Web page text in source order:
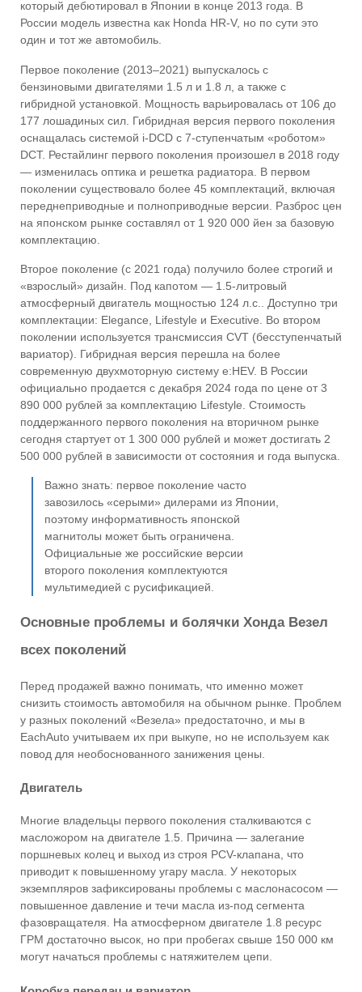
который дебютировал в Японии в конце 2013 года. В
России модель известна как Honda HR-V, но по сути это
один и тот же автомобиль.
Первое поколение (2013–2021) выпускалось с
бензиновыми двигателями 1.5 л и 1.8 л, а также с
гибридной установкой. Мощность варьировалась от 106 до
177 лошадиных сил. Гибридная версия первого поколения
оснащалась системой i-DCD с 7-ступенчатым «роботом»
DCT. Рестайлинг первого поколения произошел в 2018 году
— изменилась оптика и решетка радиатора. В первом
поколении существовало более 45 комплектаций, включая
переднеприводные и полноприводные версии. Разброс цен
на японском рынке составлял от 1 920 000 йен за базовую
комплектацию.
Второе поколение (с 2021 года) получило более строгий и
«взрослый» дизайн. Под капотом — 1.5-литровый
атмосферный двигатель мощностью 124 л.с.. Доступно три
комплектации: Elegance, Lifestyle и Executive. Во втором
поколении используется трансмиссия CVT (бесступенчатый
вариатор). Гибридная версия перешла на более
современную двухмоторную систему e:HEV. В России
официально продается с декабря 2024 года по цене от 3
890 000 рублей за комплектацию Lifestyle. Стоимость
поддержанного первого поколения на вторичном рынке
сегодня стартует от 1 300 000 рублей и может достигать 2
500 000 рублей в зависимости от состояния и года выпуска.
Важно знать: первое поколение часто
завозилось «серыми» дилерами из Японии,
поэтому информативность японской
магнитолы может быть ограничена.
Официальные же российские версии
второго поколения комплектуются
мультимедией с русификацией.
Основные проблемы и болячки Хонда Везел
всех поколений
Перед продажей важно понимать, что именно может
снизить стоимость автомобиля на обычном рынке. Проблем
у разных поколений «Везела» предостаточно, и мы в
EachAuto учитываем их при выкупе, но не используем как
повод для необоснованного занижения цены.
Двигатель
Многие владельцы первого поколения сталкиваются с
масложором на двигателе 1.5. Причина — залегание
поршневых колец и выход из строя PCV-клапана, что
приводит к повышенному угару масла. У некоторых
экземпляров зафиксированы проблемы с маслонасосом —
повышенное давление и течи масла из-под сегмента
фазовращателя. На атмосферном двигателе 1.8 ресурс
ГРМ достаточно высок, но при пробегах свыше 150 000 км
могут начаться проблемы с натяжителем цепи.